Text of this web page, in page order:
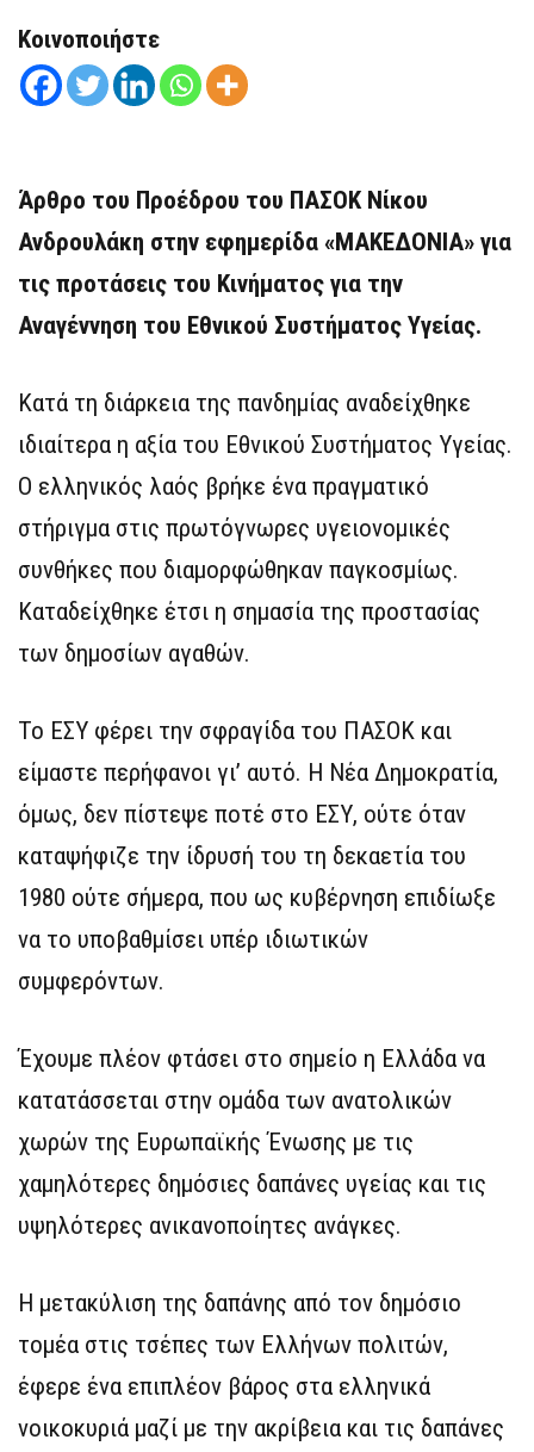
Κοινοποιήστε
Άρθρο του Προέδρου του ΠΑΣΟΚ Νίκου
Ανδρουλάκη στην εφημερίδα «ΜΑΚΕΔΟΝΙΑ» για
τις προτάσεις του Κινήματος για την
Αναγέννηση του Εθνικού Συστήματος Υγείας.
Κατά τη διάρκεια της πανδημίας αναδείχθηκε
ιδιαίτερα η αξία του Εθνικού Συστήματος Υγείας.
Ο ελληνικός λαός βρήκε ένα πραγματικό
στήριγμα στις πρωτόγνωρες υγειονομικές
συνθήκες που διαμορφώθηκαν παγκοσμίως.
Καταδείχθηκε έτσι η σημασία της προστασίας
των δημοσίων αγαθών.
Το ΕΣΥ φέρει την σφραγίδα του ΠΑΣΟΚ και
είμαστε περήφανοι γι’ αυτό. Η Νέα Δημοκρατία,
όμως, δεν πίστεψε ποτέ στο ΕΣΥ, ούτε όταν
καταψήφιζε την ίδρυσή του τη δεκαετία του
1980 ούτε σήμερα, που ως κυβέρνηση επιδίωξε
να το υποβαθμίσει υπέρ ιδιωτικών
συμφερόντων.
Έχουμε πλέον φτάσει στο σημείο η Ελλάδα να
κατατάσσεται στην ομάδα των ανατολικών
χωρών της Ευρωπαϊκής Ένωσης με τις
χαμηλότερες δημόσιες δαπάνες υγείας και τις
υψηλότερες ανικανοποίητες ανάγκες.
Η μετακύλιση της δαπάνης από τον δημόσιο
τομέα στις τσέπες των Ελλήνων πολιτών,
έφερε ένα επιπλέον βάρος στα ελληνικά
νοικοκυριά μαζί με την ακρίβεια και τις δαπάνες